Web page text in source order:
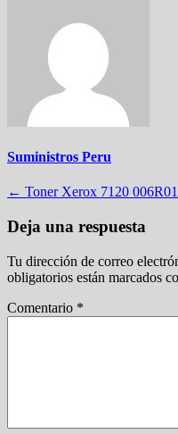
Suministros Peru
Navegación
de
entradas
← Toner Xerox 7120
Deja una respuesta
Tu dirección de correo
obligatorios están marcados
Comentario *